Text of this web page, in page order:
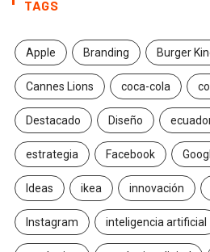
TAGS
Apple Branding Burger
Cannes Lions coca-cola
Destacado Diseño
estrategia Facebook
Ideas ikea innovación
Instagram inteligencia artificial